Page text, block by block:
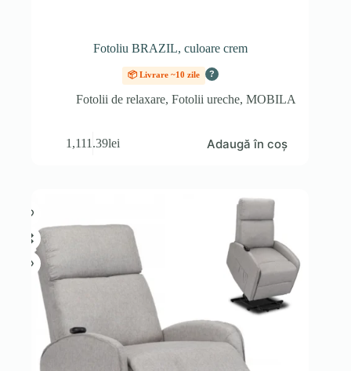
Fotoliu BRAZIL, culoare crem
📦 Livrare ~10 zile ?
Fotolii de relaxare, Fotolii ureche, MOBILA
1,111.39lei Adaugă în coș